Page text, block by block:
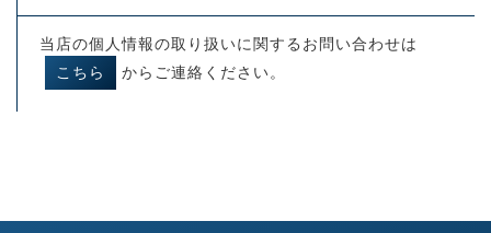
当店の個人情報の取り扱いに関するお問い合わせは
こちら
からご連絡ください。